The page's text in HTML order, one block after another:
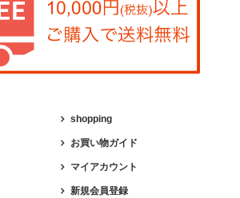
shopping
お買い物ガイド
マイアカウント
新規会員登録